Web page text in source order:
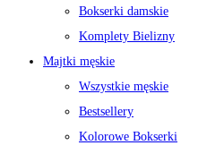
Bokserki damskie
Komplety Bielizny
Majtki męskie
Wszystkie męskie
Bestsellery
Kolorowe Bokserki